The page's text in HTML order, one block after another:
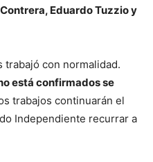
Eduardo Tuzzio y
trabajó con normalidad.
está confirmados se
trabajos continuarán el
Independiente recurrar a